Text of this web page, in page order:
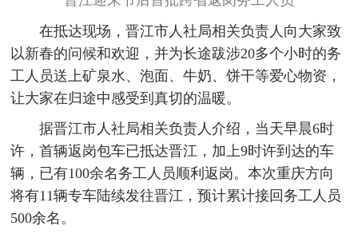
在抵达现场，晋江市人社局相关负责人向大家致
以新春的问候和欢迎，并为长途跋涉20多个小时的务
工人员送上矿泉水、泡面、牛奶、饼干等爱心物资，
让大家在归途中感受到真切的温暖。
据晋江市人社局相关负责人介绍，当天早晨6时
许，首辆返岗包车已抵达晋江，加上9时许到达的车
辆，已有100余名务工人员顺利返岗。本次重庆方向
将有11辆专车陆续发往晋江，预计累计接回务工人员
500余名。